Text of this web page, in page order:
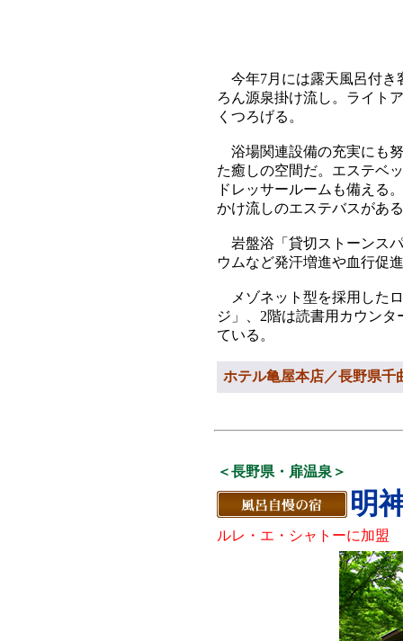
今年7月には露天風呂付き
ろん源泉掛け流し。ライト
くつろげる。
浴場関連設備の充実にも
た癒しの空間だ。エステベ
ドレッサールームも備える
かけ流しのエステバスがあ
岩盤浴「貸切ストーンス
ウムなど発汗増進や血行促
メゾネット型を採用した
ジ」、2階は読書用カウン
ている。
ホテル亀屋本店／長野県
＜長野県・扉温泉＞
明
ルレ・エ・シャトーに加盟